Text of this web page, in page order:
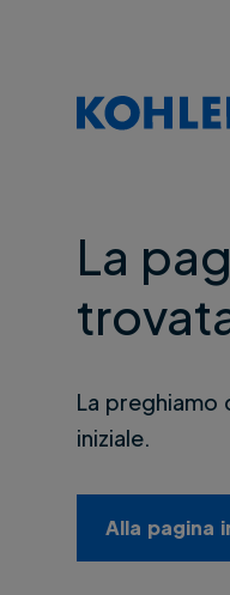
La
La preghiamo
iniziale.
Alla pagina